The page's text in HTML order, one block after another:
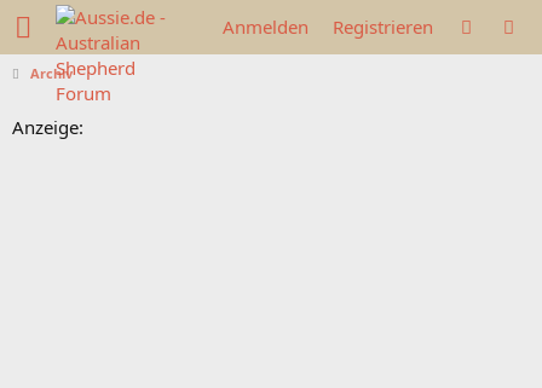
Anmelden Registrieren
Archiv
Anzeige: